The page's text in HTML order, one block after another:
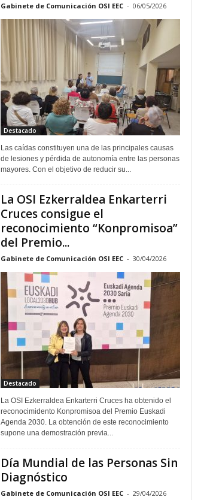
Gabinete de Comunicación OSI EEC - 06/05/2026
Destacado
Las caídas constituyen una de las principales causas
de lesiones y pérdida de autonomía entre las personas
mayores. Con el objetivo de reducir su...
La OSI Ezkerraldea Enkarterri
Cruces consigue el
reconocimiento “Konpromisoa”
del Premio...
Gabinete de Comunicación OSI EEC - 30/04/2026
Destacado
La OSI Ezkerraldea Enkarterri Cruces ha obtenido el
reconocimidento Konpromisoa del Premio Euskadi
Agenda 2030. La obtención de este reconocimiento
supone una demostración previa...
Día Mundial de las Personas Sin
Diagnóstico
Gabinete de Comunicación OSI EEC - 29/04/2026